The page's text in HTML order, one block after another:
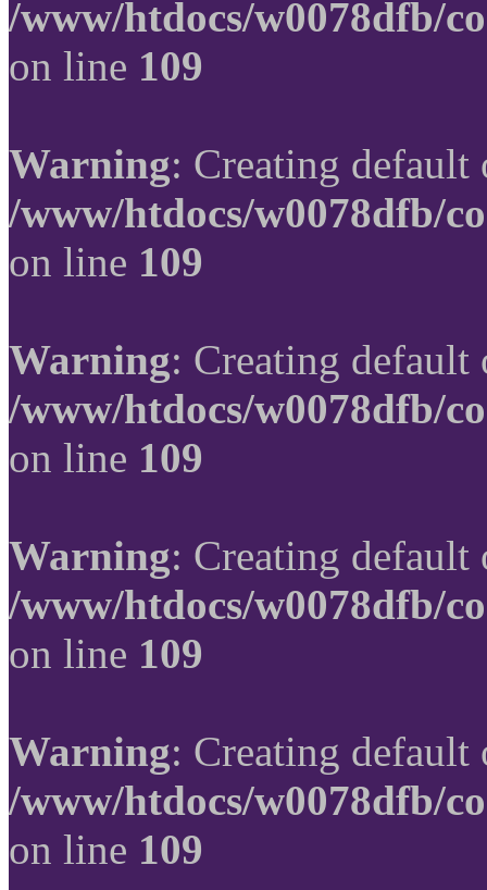
/www/htdocs/w0078dfb/
on line 109
Warning: Creating
/www/htdocs/w0078dfb/
on line 109
Warning: Creating
/www/htdocs/w0078dfb/
on line 109
Warning: Creating
/www/htdocs/w0078dfb/
on line 109
Warning: Creating
/www/htdocs/w0078dfb/
on line 109